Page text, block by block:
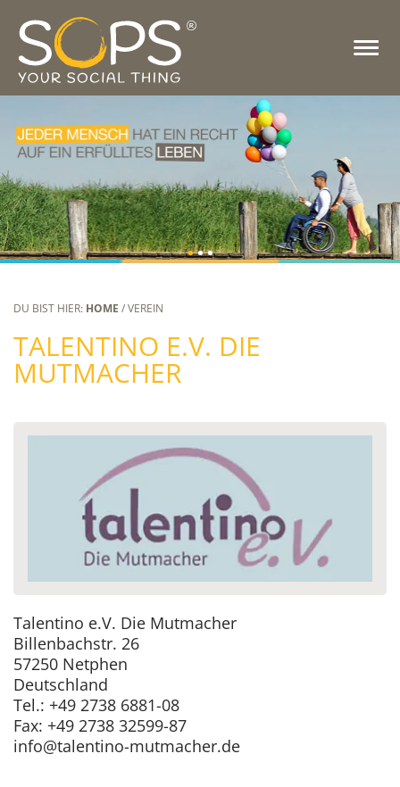
DU BIST HIER: HOME / VEREIN
TALENTINO E.V. DIE
MUTMACHER
Talentino e.V. Die Mutmacher
Billenbachstr. 26
57250 Netphen
Deutschland
Tel.: +49 2738 6881-08
Fax: +49 2738 32599-87
info@talentino-mutmacher.de